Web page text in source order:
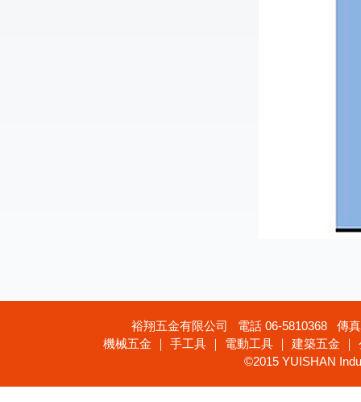
裕翔五金有限公司 電話 06-5810368 傳
機械五金 ｜ 手工具 ｜ 電動工具 ｜ 建築五金
©2015 YUISHAN